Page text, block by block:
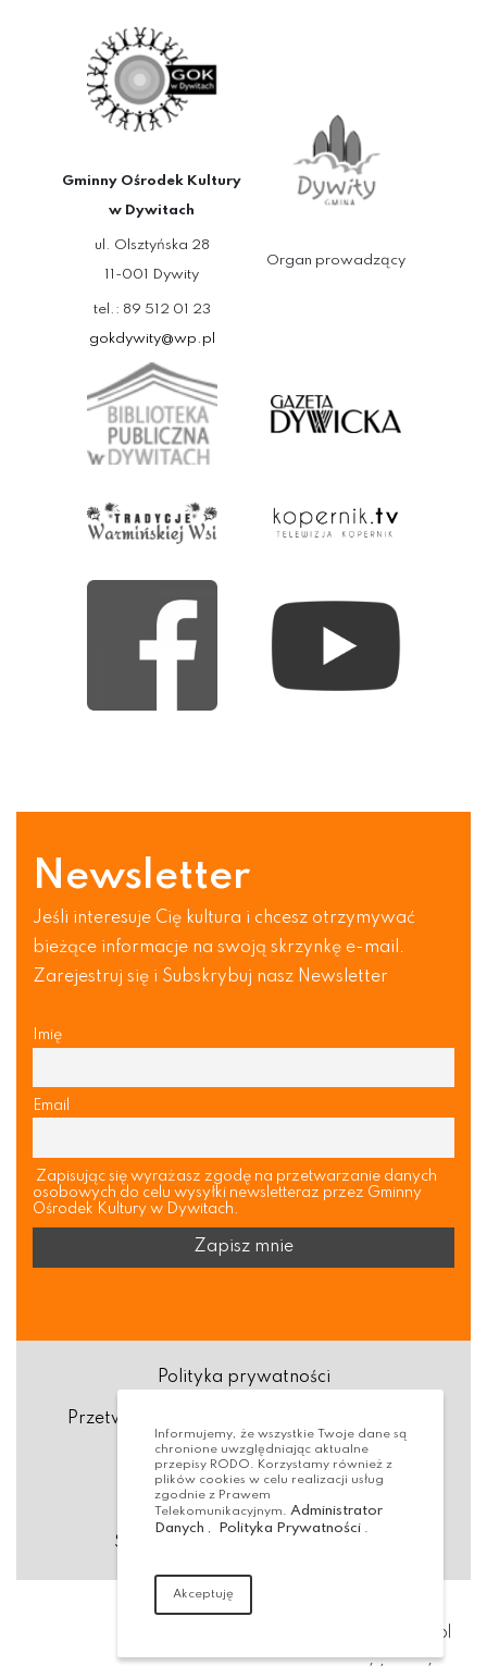
Gminny Ośrodek Kultury
w Dywitach
ul. Olsztyńska 28
11-001 Dywity
tel.: 89 512 01 23
gokdywity@wp.pl
Organ prowadzący
Newsletter
Jeśli interesuje Cię kultura i chcesz otrzymywać
bieżące informacje na swoją skrzynkę e-mail.
Zarejestruj się i Subskrybuj nasz Newsletter
Imię
Email
Zapisując się wyrażasz zgodę na przetwarzanie danych
osobowych do celu wysyłki newsletteraz przez Gminny
Ośrodek Kultury w Dywitach.
Polityka prywatności
Przetwarzanie danych osobowych (RODO)
Deklaracja dostępności
Dostępność Architektoniczna
Standardy ochrony małoletnich
virtualmedia.pl
Informujemy, że wszystkie Twoje dane są
chronione uwzględniając aktualne
przepisy RODO. Korzystamy również z
plików cookies w celu realizacji usług
zgodnie z Prawem
Telekomunikacyjnym. Administrator
Danych , Polityka Prywatności .
Akceptuję